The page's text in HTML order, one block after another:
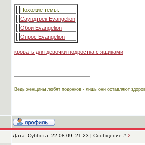
Похожие темы:
Саундтрек Evangelion
Обои Evangelion
Опрос Evangelion
кровать для девочки подростка с ящиками
Ведь женщины любят подонков - лишь они оставляют
Дата: Суббота, 22.08.09, 21:23 | Сообщение # 2